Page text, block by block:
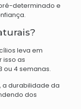
determinado e
leva em
isso as
ou 4 semanas.
a durabilidade da
dos